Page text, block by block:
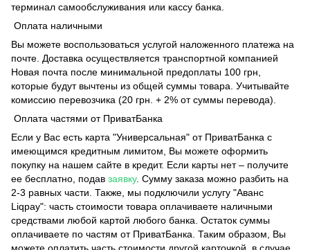
терминал самообслуживания или кассу банка.
Оплата наличными
Вы можете воспользоваться услугой наложенного платежа на
почте. Доставка осуществляется транспортной компанией
Новая почта после минимальной предоплаты 100 грн,
которые будут вычтены из общей суммы товара. Учитывайте
комиссию перевозчика (20 грн. + 2% от суммы перевода).
Оплата частями от ПриватБанка
Если у Вас есть карта "Универсальная" от ПриватБанка с
имеющимся кредитным лимитом, Вы можете оформить
покупку на нашем сайте в кредит. Если карты нет – получите
ее бесплатно, подав заявку. Сумму заказа можно разбить на
2-3 равных части. Также, мы подключили услугу "Аванс
Liqpay": часть стоимости товара оплачиваете наличными
средствами любой картой любого банка. Остаток суммы
оплачиваете по частям от ПриватБанка. Таким образом, Вы